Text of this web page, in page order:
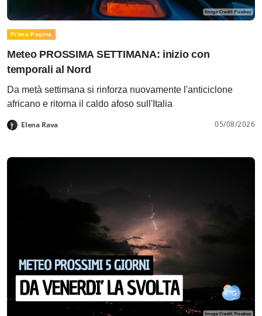
Prima Pagina
Meteo PROSSIMA SETTIMANA: inizio con
temporali al Nord
Da metà settimana si rinforza nuovamente l'anticiclone
africano e ritorna il caldo afoso sull'Italia
Elena Rava 05/08/2026